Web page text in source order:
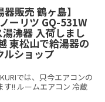
販売 鶴ヶ島】
ーリツ GQ-531W
沸器 入荷しまし
東松山で給湯器の
ルショップ
では、只今エアコンの
!! ルームエアコン 冷蔵